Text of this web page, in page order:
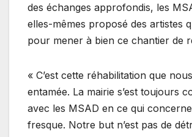
des échanges approfondis, les
elles-mêmes proposé des artistes
pour mener à bien ce chantier de
« C’est cette réhabilitation que
entamée. La mairie s’est toujours
avec les MSAD en ce qui
fresque. Notre but n’est pas de